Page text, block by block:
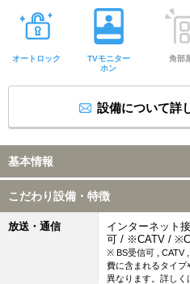
オートロック
TVモニター
ホン
角部
設備について詳
基本情報
こだわり設備・特徴
放送・通信
インターネット
可 / ※CATV /
※ BS受信可 , CATV
費に含まれるタイプ
異なります。詳しく